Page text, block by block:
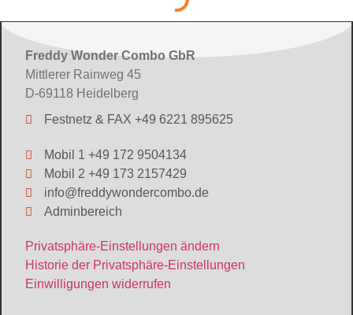
Freddy Wonder Combo GbR
Mittlerer Rainweg 45
D-69118 Heidelberg
Festnetz & FAX +49 6221 895625
Mobil 1 +49 172 9504134
Mobil 2 +49 173 2157429
info@freddywondercombo.de
Adminbereich
Privatsphäre-Einstellungen ändern
Historie der Privatsphäre-Einstellungen
Einwilligungen widerrufen